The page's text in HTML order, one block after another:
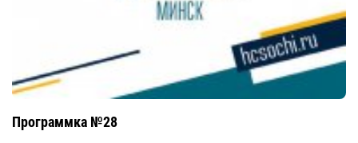
Программка №28